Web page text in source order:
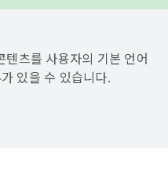
츠를 사용자의 기본 언어
있을 수 있습니다.